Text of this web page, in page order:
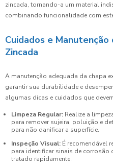
zincada, tornando-a um material
combinando funcionalidade com
Cuidados e Manutenção
Zincada
A manutenção adequada da chapa
garantir sua durabilidade e
algumas dicas e cuidados que
Limpeza Regular: Realize a
para remover sujeira, poluição e
para não danificar a superfície.
Inspeção Visual: É recomendável
para identificar sinais de corrosão
tratado rapidamente.